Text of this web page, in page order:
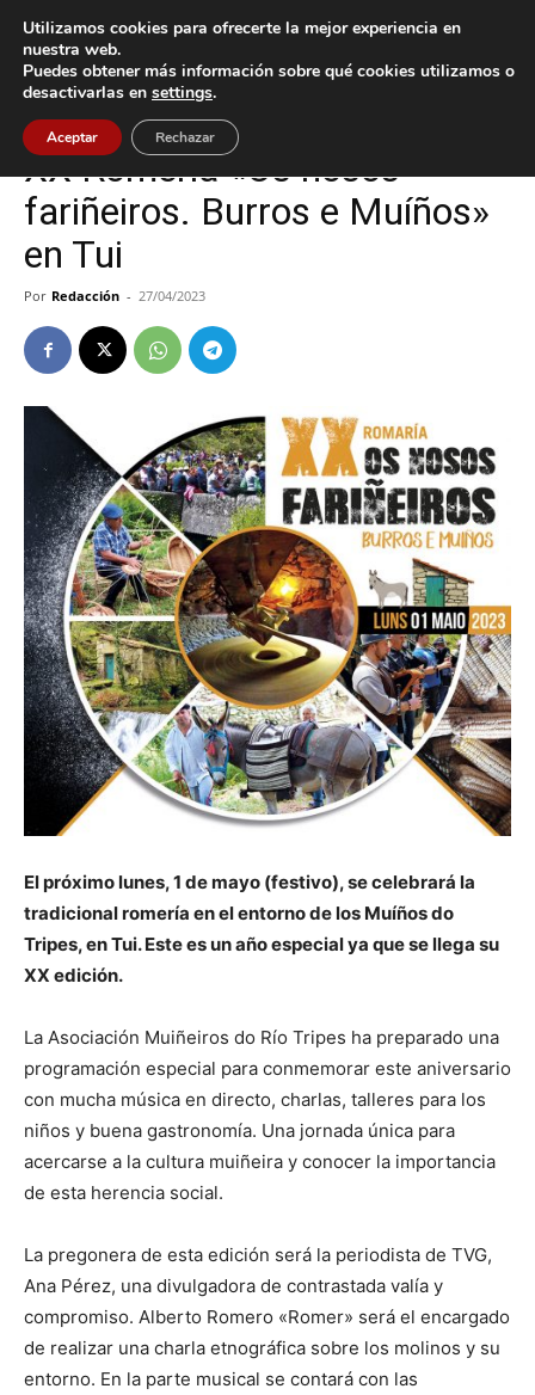
Inicio Cultura / Ocio
Cultura / Ocio Tui
XX Romería «Os nosos
fariñeiros. Burros e Muíños»
en Tui
Por Redacción - 27/04/2023
El próximo lunes, 1 de mayo (festivo), se celebrará la
tradicional romería en el entorno de los Muíños do
Tripes, en Tui. Este es un año especial ya que se llega su
XX edición.
La Asociación Muiñeiros do Río Tripes ha preparado una
programación especial para conmemorar este aniversario
con mucha música en directo, charlas, talleres para los
niños y buena gastronomía. Una jornada única para
acercarse a la cultura muiñeira y conocer la importancia
de esta herencia social.
La pregonera de esta edición será la periodista de TVG,
Ana Pérez, una divulgadora de contrastada valía y
compromiso. Alberto Romero «Romer» será el encargado
de realizar una charla etnográfica sobre los molinos y su
entorno. En la parte musical se contará con las
Utilizamos cookies para ofrecerte la mejor experiencia en
nuestra web.
Puedes obtener más información sobre qué cookies utilizamos o
desactivarlas en settings.
Aceptar Rechazar